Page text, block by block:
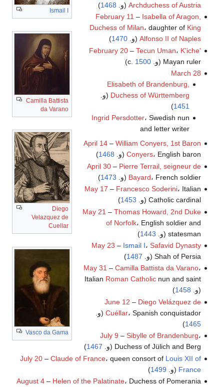
Ismail I
Camilla Battista
da Varano
Diego
Velazquez de
Cuellar
Vasco da Gama
Archduchess of Austria (و. 1468
)
February 11 – Isabella of Aragon,
Duchess of Milan، daughter of King
Alfonso II of Naples (و.1470
)
February 20– Tecun Uman، K'iche'
Mayan ruler (و. c.
1500
)
March 28
Elisabeth of Brandenburg,
Duchess of Württemberg (و.
1451
)
Ingrid Persdotter، Swedish nun
and letter writer
April 14– William Conyers, 1st Baron
Conyers، English baron (و. 1468
)
April 30– Pierre Terrail, seigneur de
Bayard، French soldier (و. 1473
)
May 17 – Francesco Soderini، Italian
Catholic cardinal (و.
1453
)
May 21 – Thomas Howard, 2nd Duke
of Norfolk، English soldier and
statesman (و.
1443
)
May 23 – Ismail I، Safavid Dynasty
Shah of Persia (و.
1487
)
May 31 – Camilla Battista da Varano،
Italian Roman Catholicnun and saint
(و. 1458
)
June 12 – Diego Velázquez de
Cuéllar، Spanish conquistador (و.
1465
)
July 9 – Sibylle of Brandenburg،
Duchess of Jülich and Berg (و.
1467
)
July 20– Claude of France، queen consort of Louis XII of
France (و. 1499
)
August 4– Helen of the Palatinate، Duchess of Pomerania